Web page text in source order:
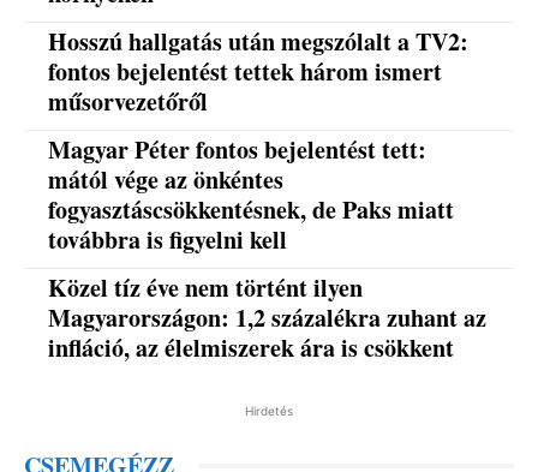
Hosszú hallgatás után megszólalt a TV2:
fontos bejelentést tettek három ismert
műsorvezetőről
Magyar Péter fontos bejelentést tett:
mától vége az önkéntes
fogyasztáscsökkentésnek, de Paks miatt
továbbra is figyelni kell
Közel tíz éve nem történt ilyen
Magyarországon: 1,2 százalékra zuhant az
infláció, az élelmiszerek ára is csökkent
Hirdetés